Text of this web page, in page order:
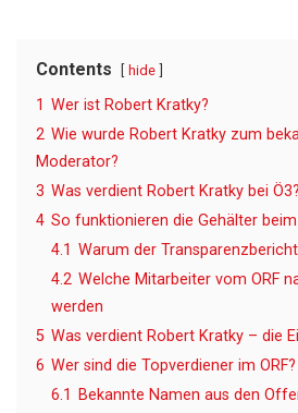
Contents hide
1 Wer ist Robert Kratky?
2 Wie wurde Robert Kratky zum
Moderator?
3 Was verdient Robert Kratky bei Ö3?
4 So funktionieren die Gehälter beim
4.1 Warum der
4.2 Welche Mitarbeiter vom ORF
werden
5 Was verdient Robert Kratky – die
6 Wer sind die Topverdiener im ORF?
6.1
Bekannte Namen aus den